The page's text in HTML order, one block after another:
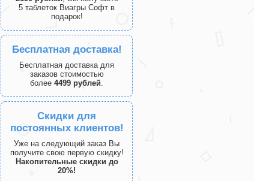
5 таблеток Виагры Софт в
подарок!
Бесплатная доставка!
Бесплатная доставка для
заказов стоимостью
более 4499 рублей.
Скидки для
постоянных клиентов!
Уже на следующий заказ Вы
получите свою первую скидку!
Накопительные скидки до
20%!